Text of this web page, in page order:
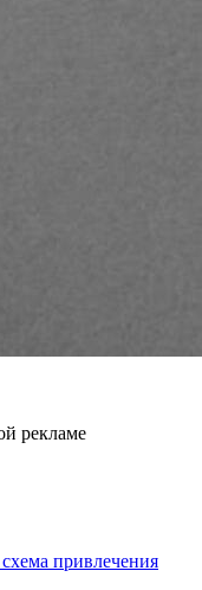
рекламе
привлечения